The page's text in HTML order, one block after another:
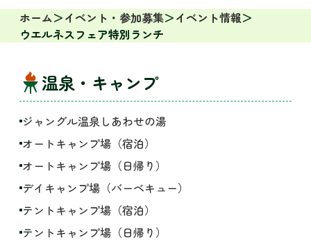
ホーム イベント・参加募集
イベント情報
ウエルネスフェア特別ランチ
温泉・キャンプ
ジャングル温泉しあわせの湯
オートキャンプ場（宿泊）
オートキャンプ場（日帰り）
デイキャンプ場（バーベキュー）
テントキャンプ場（宿泊）
テントキャンプ場（日帰り）